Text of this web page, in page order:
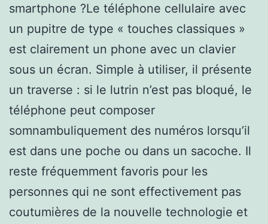
smartphone ?Le téléphone cellulaire avec
un pupitre de type « touches classiques »
est clairement un phone avec un clavier
sous un écran. Simple à utiliser, il présente
un traverse : si le lutrin n’est pas bloqué, le
téléphone peut composer
somnambuliquement des numéros lorsqu’il
est dans une poche ou dans un sacoche. Il
reste fréquemment favoris pour les
personnes qui ne sont effectivement pas
coutumières de la nouvelle technologie et